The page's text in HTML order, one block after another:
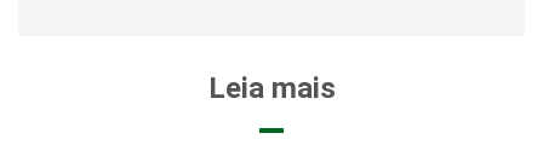
Leia mais